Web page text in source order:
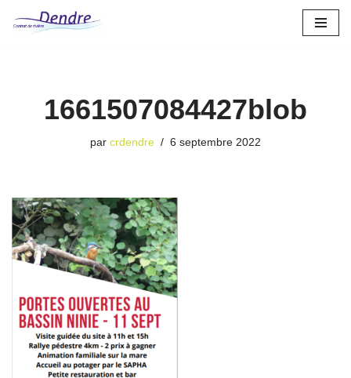
1661507084427blob
par crdendre 6 septembre 2022